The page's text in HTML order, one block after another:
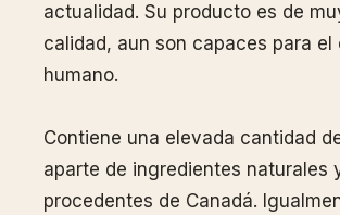
actualidad. Su producto es de
calidad, aun son capaces para el
humano.
Contiene una elevada cantidad
aparte de ingredientes naturales
procedentes de Canadá.